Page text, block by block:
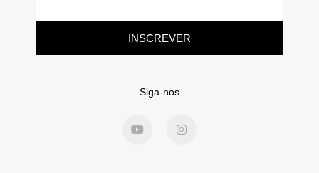
INSCREVER
Siga-nos